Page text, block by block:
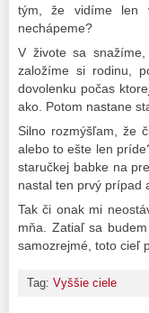
tým, že vidíme len
nechápeme?
V živote sa
založíme si rodinu,
dovolenku počas
ako. Potom nastane
Silno rozmýšľam, že
alebo to ešte len
staručkej babke na
nastal ten prvý prípad
Tak či onak mi
mňa. Zatiaľ sa
samozrejmé, toto cieľ
Tag: Vyššie ciele